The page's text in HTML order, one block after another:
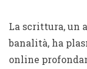
La scrittura, un
banalità, ha
online